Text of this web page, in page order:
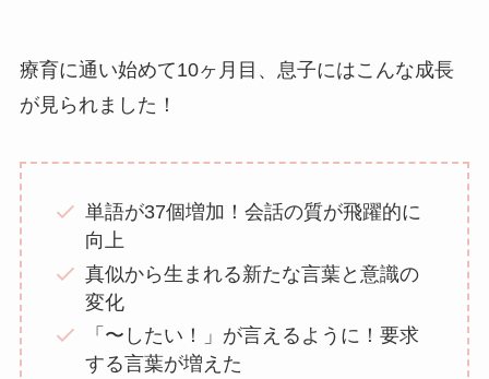
療育に通い始めて10ヶ月目、息子にはこんな成長
が見られました！
単語が37個増加！会話の質が飛躍的に
向上
真似から生まれる新たな言葉と意識の
変化
「〜したい！」が言えるように！要求
する言葉が増えた